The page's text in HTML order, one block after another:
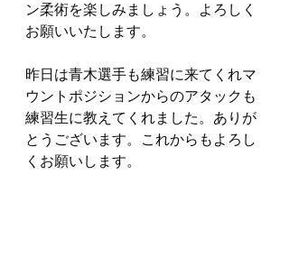
ン柔術を楽しみましょう。よろしく
お願いいたします。
昨日は青木選手も練習に来てくれマ
ウントポジションからのアタックも
練習生に教えてくれました。ありが
とうございます。これからもよろし
くお願いします。